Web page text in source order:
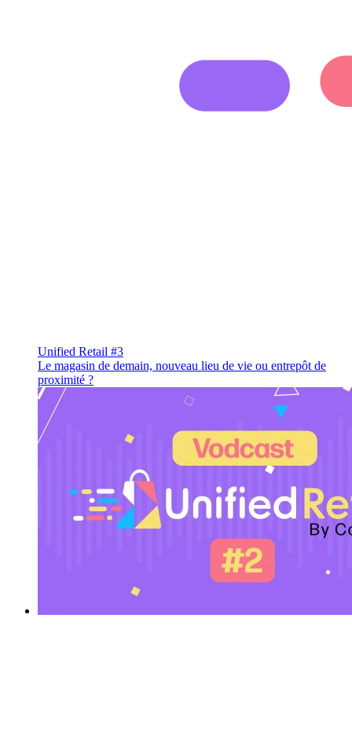
Unified Retail #3
Le magasin de demain, nouveau lieu de vie ou entrepôt de
proximité ?